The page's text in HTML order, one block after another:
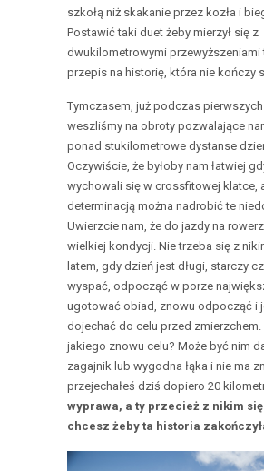
szkołą niż skakanie przez kozła i
Postawić taki duet żeby mierzył się z
dwukilometrowymi przewyższeniami
przepis na historię, która nie kończy
Tymczasem, już podczas
weszliśmy na obroty pozwalające
ponad stukilometrowe dystanse
Oczywiście, że byłoby nam łatwiej
wychowali się w crossfitowej klatce,
determinacją można nadrobić te
Uwierzcie nam, że do jazdy na
wielkiej kondycji. Nie trzeba się z
latem, gdy dzień jest długi, starczy
wyspać, odpocząć w porze
ugotować obiad, znowu odpocząć i
dojechać do celu przed zmierzchem.
jakiego znowu celu? Może być nim
zagajnik lub wygodna łąka i nie ma
przejechałeś dziś dopiero 20
wyprawa, a ty przecież z nikim
chcesz żeby ta historia